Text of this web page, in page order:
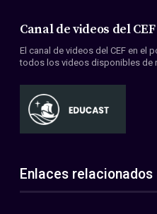
Canal de videos del CEF
El canal de videos del CEF en el
todos los videos disponibles de
Enlaces relacionados